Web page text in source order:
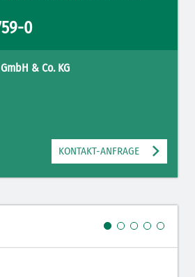
0
& Co. KG
KONTAKT-ANFRAGE